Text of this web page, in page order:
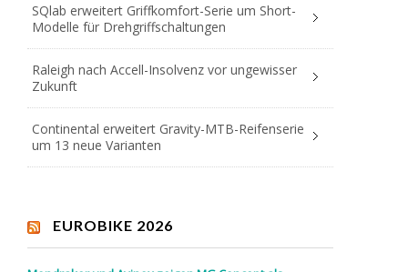
SQlab erweitert Griffkomfort-Serie um Short-
Modelle für Drehgriffschaltungen
Raleigh nach Accell-Insolvenz vor ungewisser
Zukunft
Continental erweitert Gravity-MTB-Reifenserie
um 13 neue Varianten
EUROBIKE 2026